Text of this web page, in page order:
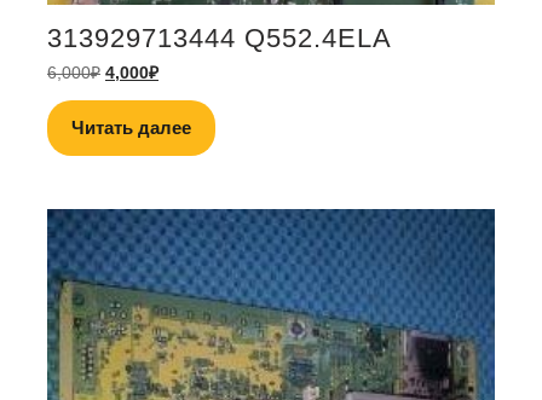
313929713444 Q552.4ELA
6,000₽ 4,000₽
Читать далее